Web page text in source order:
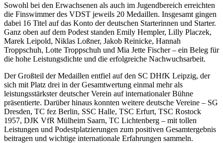
Sowohl bei den Erwachsenen als auch im Jugendbereich erreichten
die Finswimmer des VDST jeweils 20 Medaillen. Insgesamt gingen
dabei 16 Titel auf das Konto der deutschen Starterinnen und Starter.
Ganz oben auf dem Podest standen Emily Hempler, Lilly Placzek,
Marek Leipold, Niklas Loßner, Jakob Reinicke, Hannah
Troppschuh, Lotte Troppschuh und Mia Jette Fischer – ein Beleg für
die hohe Leistungsdichte und die erfolgreiche Nachwuchsarbeit.
Der Großteil der Medaillen entfiel auf den SC DHfK Leipzig, der
sich mit Platz drei in der Gesamtwertung einmal mehr als
leistungsstärkster deutscher Verein auf internationaler Bühne
präsentierte. Darüber hinaus konnten weitere deutsche Vereine – SG
Dresden, TC fez Berlin, SSC Halle, TSC Erfurt, TSC Rostock
1957, DJK VfR Mülheim Saarn, TC Lichtenberg – mit tollen
Leistungen und Podestplatzierungen zum positiven Gesamtergebnis
beitragen und wichtige internationale Erfahrungen sammeln.